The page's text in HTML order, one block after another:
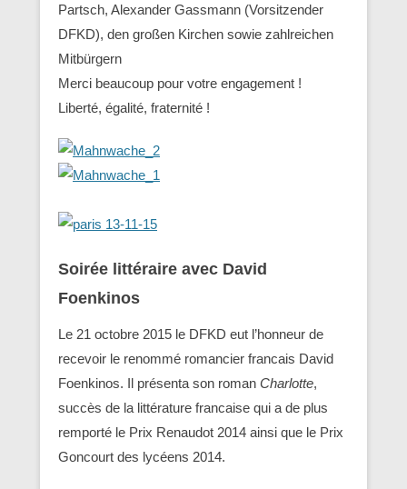
Partsch, Alexander Gassmann (Vorsitzender
‪‎DFKD), den großen Kirchen sowie zahlreichen
Mitbürgern
Merci beaucoup pour votre engagement !
Liberté, égalité, fraternité !
Soirée littéraire avec David
Foenkinos
Le 21 octobre 2015 le DFKD eut l’honneur de
recevoir le renommé romancier francais David
Foenkinos. Il présenta son roman Charlotte,
succès de la littérature francaise qui a de plus
remporté le Prix Renaudot 2014 ainsi que le Prix
Goncourt des lycéens 2014.